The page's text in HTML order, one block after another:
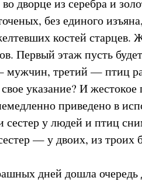
без единого
костей старцев.
Первый этаж пусть
третий — птиц
указание? И жестокое
приведено в
сестер у людей и птиц
— у двоих, из троих
дней дошла очередь